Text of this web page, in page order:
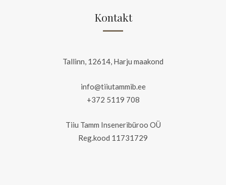
Kontakt
Tallinn, 12614, Harju maakond
info@tiiutammib.ee
+372 5119 708
Tiiu Tamm Inseneribüroo OÜ
Reg.kood 11731729